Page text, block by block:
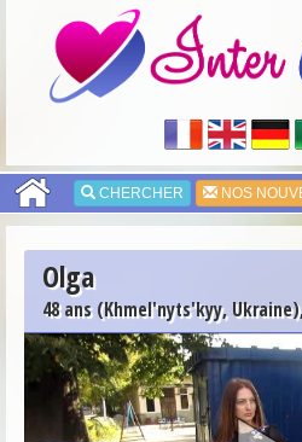
CHERCHER NOS
Olga
48 ans (Khmel'nyts'kyy,